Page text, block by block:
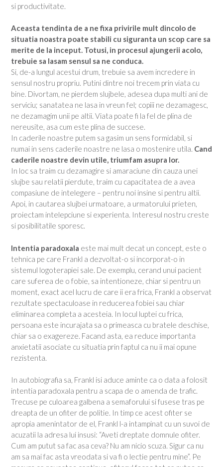
si productivitate.
Aceasta tendinta de a ne fixa privirile mult dincolo de
situatia noastra poate stabili cu siguranta un scop care sa
merite de la inceput. Totusi, in procesul ajungerii acolo,
trebuie sa lasam sensul sa ne conduca.
Si, de-a lungul acestui drum, trebuie sa avem incredere in
sensul nostru propriu. Putini dintre noi trecem prin viata cu
bine. Divortam, ne pierdem slujbele, adesea dupa multi ani de
serviciu; sanatatea ne lasa in vreun fel; copiii ne dezamagesc,
ne dezamagim unii pe altii. Viata poate fi la fel de plina de
nereusite, asa cum este plina de succese.
In caderile noastre putem sa gasim un sens formidabil, si
numai in sens caderile noastre ne lasa o mostenire utila. Cand
caderile noastre devin utile, triumfam asupra lor.
In loc sa traim cu dezamagire si amaraciune din cauza unei
slujbe sau relatii pierdute, traim cu capacitatea de a avea
compasiune de intelegere – pentru noi insine si pentru altii.
Apoi, in cautarea slujbei urmatoare, a urmatorului prieten,
proiectam intelepciune si experienta. Interesul nostru creste
si posibilitatile sporesc.
Intentia paradoxala este mai mult decat un concept, este o
tehnica pe care Frankl a dezvoltat-o si incorporat-o in
sistemul logoterapiei sale. De exemplu, cerand unui pacient
care suferea de o fobie, sa intentioneze, chiar si pentru un
moment, exact acel lucru de care ii era frica, Frankl a observat
rezultate spectaculoase in reducerea fobiei sau chiar
eliminarea completa a acesteia. In locul luptei cu frica,
persoana este incurajata sa o primeasca cu bratele deschise,
chiar sa o exagereze. Facand asta, ea reduce importanta
anxietatii asociate cu situatia prin faptul ca nu ii mai opune
rezistenta.
In autobiografia sa, Frankl isi aduce aminte ca o data a folosit
intentia paradoxala pentru a scapa de o amenda de trafic.
Trecuse pe culoarea galbena a semaforului si fusese tras pe
dreapta de un ofiter de politie. In timp ce acest ofiter se
apropia amenintator de el, Frankl l-a intampinat cu un suvoi de
acuzatii la adresa lui insusi: “Aveti dreptate domnule ofiter.
Cum am putut sa fac asa ceva? Nu am nicio scuza. Sigur ca nu
am sa mai fac asta vreodata si va fi o lectie pentru mine”. Pe